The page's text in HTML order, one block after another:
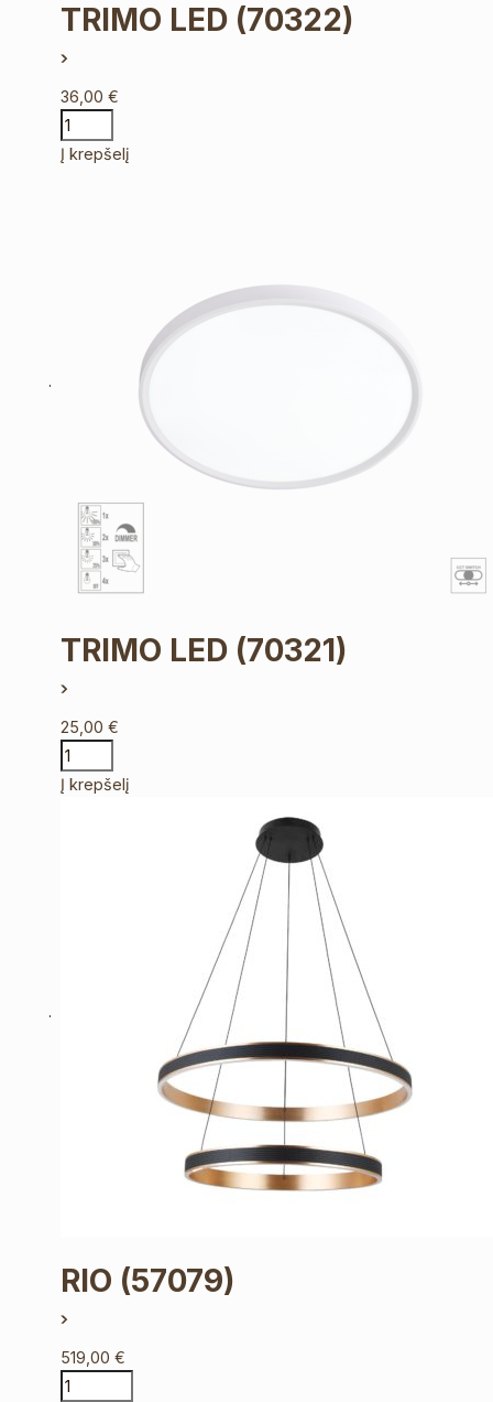
TRIMO LED (70322)
36,00€
Į krepšelį
TRIMO LED (70321)
25,00€
Į krepšelį
RIO (57079)
519,00€